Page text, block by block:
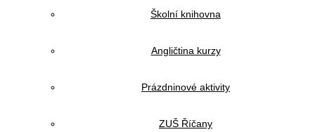
Školní knihovna
Angličtina kurzy
Prázdninové aktivity
ZUŠ Říčany